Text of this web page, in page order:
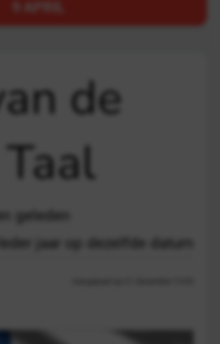
de
geleden
Ieder jaar op dezelfde datum